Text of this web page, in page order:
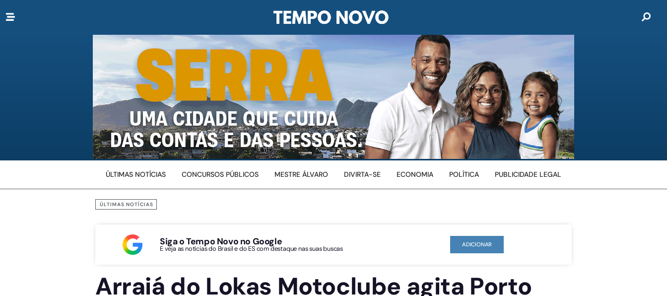
ÚLTIMAS NOTÍCIAS CONCURSOS PÚBLICOS MESTRE ÁLVARO DIVIRTA-SE ECONOMIA POLÍTICA PUBLICIDADE LEGAL
ÚLTIMAS NOTÍCIAS
Siga o Tempo Novo no Google
E veja as notícias do Brasil e do ES com destaque nas suas buscas ADICIONAR
Arraiá do Lokas Motoclube agita Porto